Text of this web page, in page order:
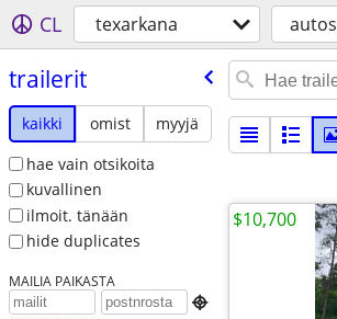
CL texarkana autos
trailerit
kaikki omist
myyjä
hae vain otsikoita
kuvallinen
ilmoit. tänään
hide duplicates
MAILIA PAIKASTA

$10,700